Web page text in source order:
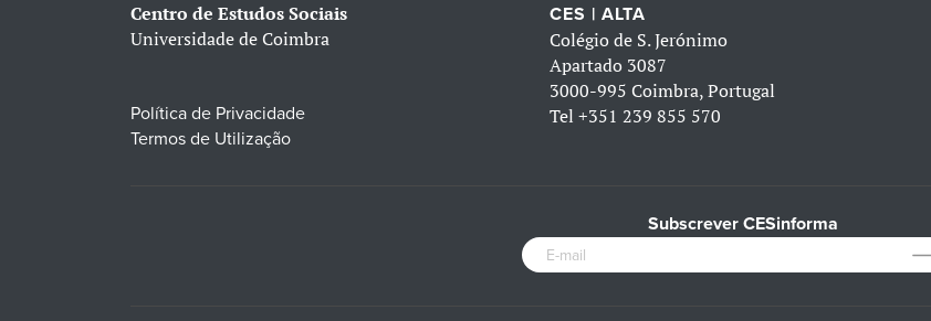
Centro de Estudos Sociais
Universidade de Coimbra
Política de Privacidade
Termos de Utilização
CES | ALTA
Colégio de S. Jerónimo
Apartado 3087
3000-995 Coimbra, Portugal
Tel+351 239 855 570
Subscrever CESinforma